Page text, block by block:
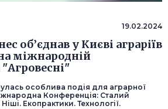
19.02.2024
об’єднав у Києві аграріїв
на міжнародній
особлива подія для аграрної
Конференція: Сталий
Екопрактики. Технології.